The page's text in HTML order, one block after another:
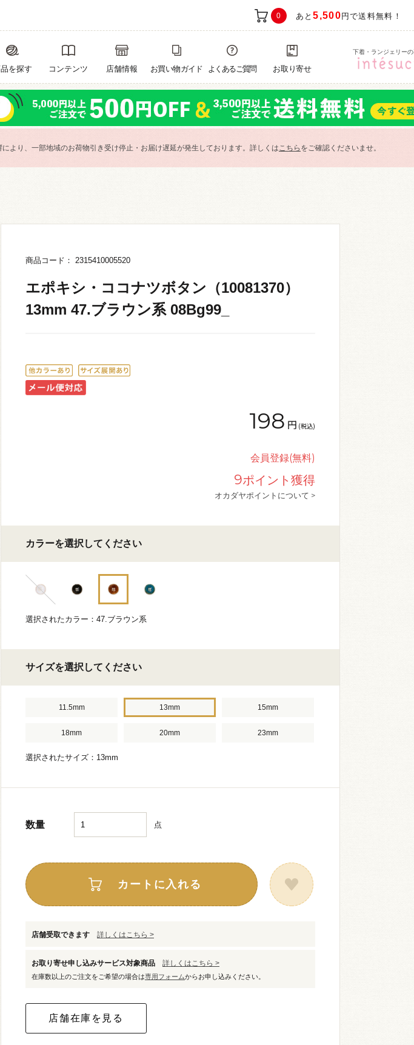
0 あと5,500 円で送料無料！
を探す コンテンツ 店舗情報 お買い物ガイド よくあるご質問 お取り寄せ
下着・ランジェリー
より、一部地域のお荷物引き受け停止・お届け遅延が発生しております。詳しくはこちら をご確認くださいませ。
商品コード： 2315410005520
エポキシ・ココナツボタン（10081370）
13mm 47.ブラウン系 08Bg99_
198 円 (税込)
会員登録(無料)
9ポイント獲得
オカダヤポイントについて >
カラーを選択してください
選択されたカラー：47.ブラウン系
サイズを選択してください
11.5mm 13mm 15mm
18mm 20mm 23mm
選択されたサイズ：13mm
数量 点
カートに入れる
店舗受取できます 詳しくはこちら >
お取り寄せ申し込みサービス対象商品 詳しくはこちら >
在庫数以上のご注文をご希望の場合は専用フォームからお申し込みください。